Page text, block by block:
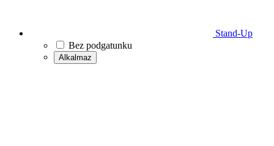
Stand-Up
Bez podgatunku
Alkalmaz